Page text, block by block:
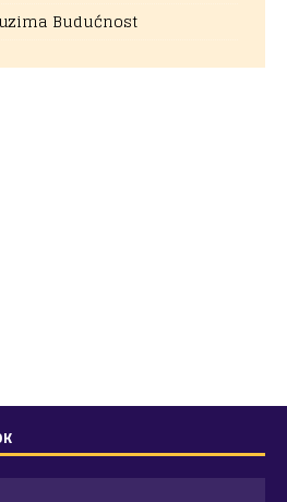
Budućnost